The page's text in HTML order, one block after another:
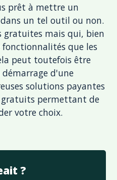
prêt à mettre un
un tel outil ou non.
gratuites mais qui, bien
que les
peut toutefois être
d'une
solutions payantes
gratuits permettant de
votre choix.
?